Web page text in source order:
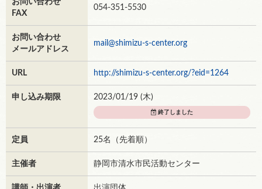
お問い合わせ
FAX
054-351-5530
お問い合わせ
メールアドレス
mail@shimizu-s-center.org
URL http://shimizu-s-center.org/?eid=1264
申し込み期限 2023/01/19 (木)
終了しました
定員 25名（先着順）
主催者 静岡市清水市民活動センター